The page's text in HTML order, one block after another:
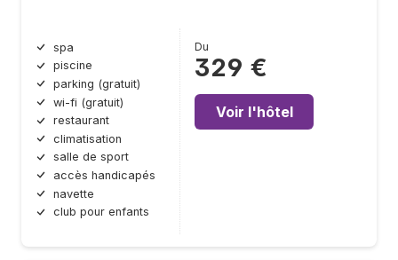
spa
piscine
parking (gratuit)
wi-fi (gratuit)
restaurant
climatisation
salle de sport
accès handicapés
navette
club pour enfants
Du
329 €
Voir l'hôtel